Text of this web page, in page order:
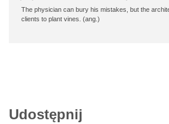
The physician can bury his mistakes, but the
clients to plant vines. (ang.)
Udostępnij